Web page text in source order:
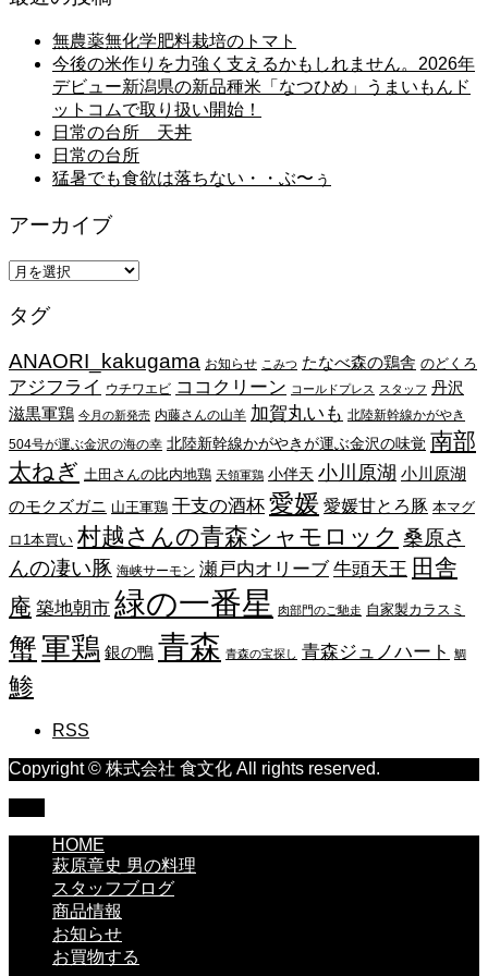
無農薬無化学肥料栽培のトマト
今後の米作りを力強く支えるかもしれません。2026年
デビュー新潟県の新品種米「なつひめ」うまいもんド
ットコムで取り扱い開始！
日常の台所 天丼
日常の台所
猛暑でも食欲は落ちない・・ぶ〜ぅ
アーカイブ
ア
カ
ブ
タグ
ANAORI_kakugama お知らせ こみつ たなべ森の鶏舎 のどくろ
アジフライ ウチワエビ ココクリーン コールドプレス スタッフ 丹沢
滋黒軍鶏 今月の新発売 内藤さんの山羊 加賀丸いも 北陸新幹線かがやき
504号が運ぶ金沢の海の幸 北陸新幹線かがやきが運ぶ金沢の味覚 南部
太ねぎ 土田さんの比内地鶏 天領軍鶏 小伴天 小川原湖 小川原湖
のモクズガニ 山王軍鶏 干支の酒杯 愛媛 愛媛甘とろ豚 本マグ
ロ1本買い 村越さんの青森シャモロック 桑原さ
んの凄い豚 海峡サーモン 瀬戸内オリーブ 牛頭天王 田舎
庵 築地朝市 緑の一番星 肉部門のご馳走 自家製カラスミ
蟹軍鶏 銀の鴨 青森 青森の宝探し 青森ジュノハート 鯛
鯵
RSS
Copyright © 株式会社 食文化 All rights reserved.
HOME
萩原章史 男の料理
スタッフブログ
商品情報
お知らせ
お買物する